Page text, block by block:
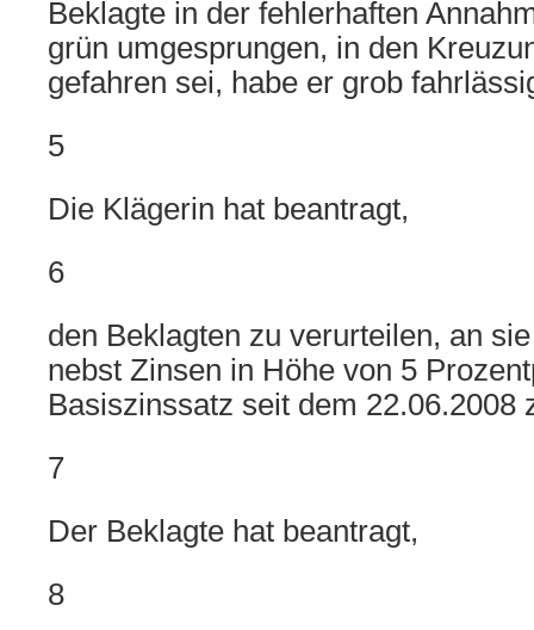
Beklagte in der fehlerhaften
grün umgesprungen, in den
gefahren sei, habe er grob
5
Die Klägerin hat beantragt,
6
den Beklagten zu verurteilen, an
nebst Zinsen in Höhe von 5
Basiszinssatz seit dem 22.06.2008
7
Der Beklagte hat beantragt,
8